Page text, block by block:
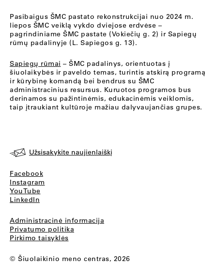
Pasibaigus ŠMC pastato rekonstrukcijai nuo 2024 m.
liepos ŠMC veiklą vykdo dviejose erdvėse –
pagrindiniame ŠMC pastate (Vokiečių g. 2) ir Sapiegų
rūmų padalinyje (L. Sapiegos g. 13).
Sapiegų rūmai – ŠMC padalinys, orientuotas į
šiuolaikybės ir paveldo temas, turintis atskirą programą
ir kūrybinę komandą bei bendrus su ŠMC
administracinius resursus. Kuruotos programos bus
derinamos su pažintinėmis, edukacinėmis veiklomis,
taip įtraukiant kultūroje mažiau dalyvaujančias grupes.
Užsisakykite naujienlaiškį
Facebook
Instagram
YouTube
LinkedIn
Administracinė informacija
Privatumo politika
Pirkimo taisyklės
© Šiuolaikinio meno centras, 2026